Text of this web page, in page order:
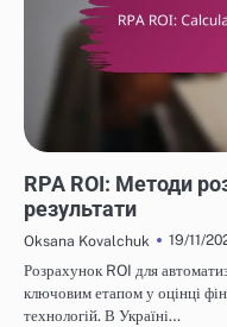
RPA ROI: Методи
результати
Oksana Kovalchuk
19/11/
Розрахунок ROI для
ключовим етапом у оцінці
технологій. В Україні…